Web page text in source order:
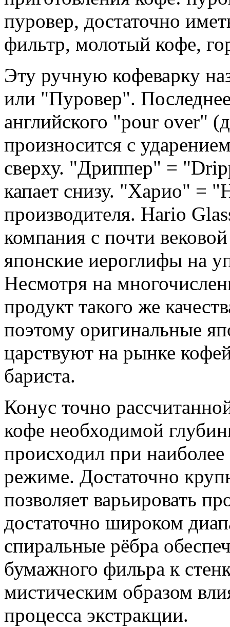
пуровер, достаточно
фильтр, молотый кофе,
Эту ручную кофеварку
или "Пуровер".
английского "pour over"
произносится с
сверху. "Дриппер" =
капает снизу. "Харио" =
производителя. Hario
компания с почти
японские иероглифы на
Несмотря на
продукт такого же
поэтому оригинальные
царствуют на рынке
бариста.
Конус точно
кофе необходимой
происходил при
режиме. Достаточно
позволяет варьировать
достаточно широком
спиральные рёбра
бумажного фильра к
мистическим образом
процесса экстракции.